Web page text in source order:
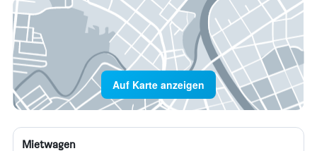
Auf Karte anzeigen
Mietwagen